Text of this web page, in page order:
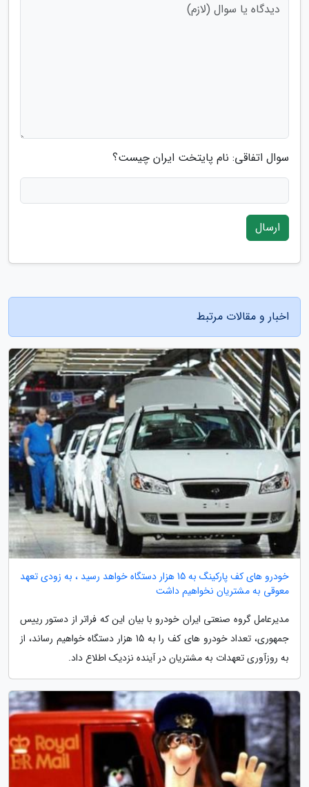
سوال اتفاقی: نام پایتخت ایران چیست؟
ارسال
اخبار و مقالات مرتبط
خودرو های کف پارکینگ به 15 هزار دستگاه خواهد رسید ، به زودی تعهد
معوقی به مشتریان نخواهیم داشت
مدیرعامل گروه صنعتی ایران خودرو با بیان این که فراتر از دستور رییس
جمهوری، تعداد خودرو های کف را به 15 هزار دستگاه خواهیم رساند، از
به روزآوری تعهدات به مشتریان در آینده نزدیک اطلاع داد.